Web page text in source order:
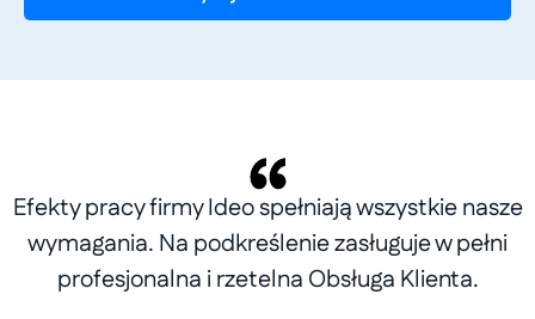
Efekty pracy firmy Ideo spełniają wszystkie nasze
wymagania. Na podkreślenie zasługuje w pełni
profesjonalna i rzetelna Obsługa Klienta.